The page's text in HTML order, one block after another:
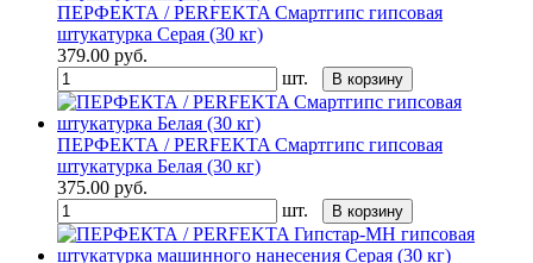
ПЕРФЕКТА / PERFEKTA Смартгипс гипсовая
штукатурка Серая (30 кг)
379.00 руб.
шт.
В корзину
ПЕРФЕКТА / PERFEKTA Смартгипс гипсовая
штукатурка Белая (30 кг)
375.00 руб.
шт.
В корзину